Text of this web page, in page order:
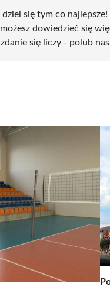
się tym co najlepsze!
dowiedzieć się
się liczy - polub